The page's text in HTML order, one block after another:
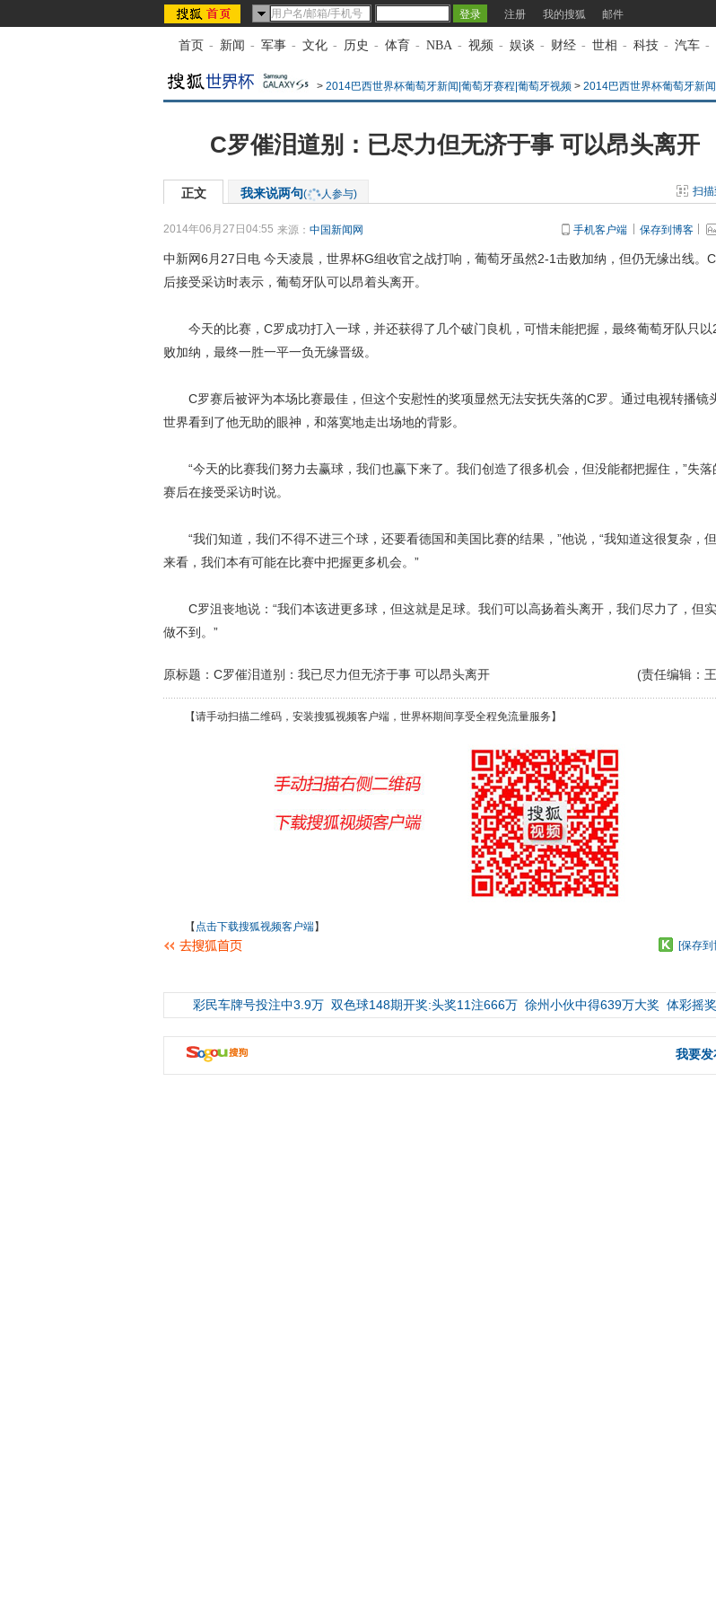
注册 我的搜狐 邮件
首页 - 新闻 - 军事 - 文化 - 历史 - 体育 - NBA - 视频 - 娱谈 - 财经 - 世相 - 科技 - 汽车 -
> 2014巴西世界杯葡萄牙新闻|葡萄牙赛程|葡萄牙视频 > 2014巴西世界杯葡萄牙新闻
C罗催泪道别：已尽力但无济于事 可以昂头离开
正文 我来说两句( 人参与) 扫
2014年06月27日04:55 来源： 中国新闻网 手机客户端 保存到博客
中新网6月27日电 今天凌晨，世界杯G组收官之战打响，葡萄牙虽然2-1击败加纳，但仍无缘出线。
后接受采访时表示，葡萄牙队可以昂着头离开。
今天的比赛，C罗成功打入一球，并还获得了几个破门良机，可惜未能把握，最终葡萄牙队只以
败加纳，最终一胜一平一负无缘晋级。
C罗赛后被评为本场比赛最佳，但这个安慰性的奖项显然无法安抚失落的C罗。通过电视转播镜
世界看到了他无助的眼神，和落寞地走出场地的背影。
“今天的比赛我们努力去赢球，我们也赢下来了。我们创造了很多机会，但没能都把握住，”失落
赛后在接受采访时说。
“我们知道，我们不得不进三个球，还要看德国和美国比赛的结果，”他说，“我知道这很复杂，
来看，我们本有可能在比赛中把握更多机会。”
C罗沮丧地说：“我们本该进更多球，但这就是足球。我们可以高扬着头离开，我们尽力了，但
做不到。”
(责任编辑：
原标题：C罗催泪道别：我已尽力但无济于事 可以昂头离开
【请手动扫描二维码，安装搜狐视频客户端，世界杯期间享受全程免流量服务】
【 点击下载搜狐视频客户端】
[保存到
彩民车牌号投注中3.9万 双色球148期开奖:头奖11注666万 徐州小伙中得639万大奖 体彩摇奖
我要发